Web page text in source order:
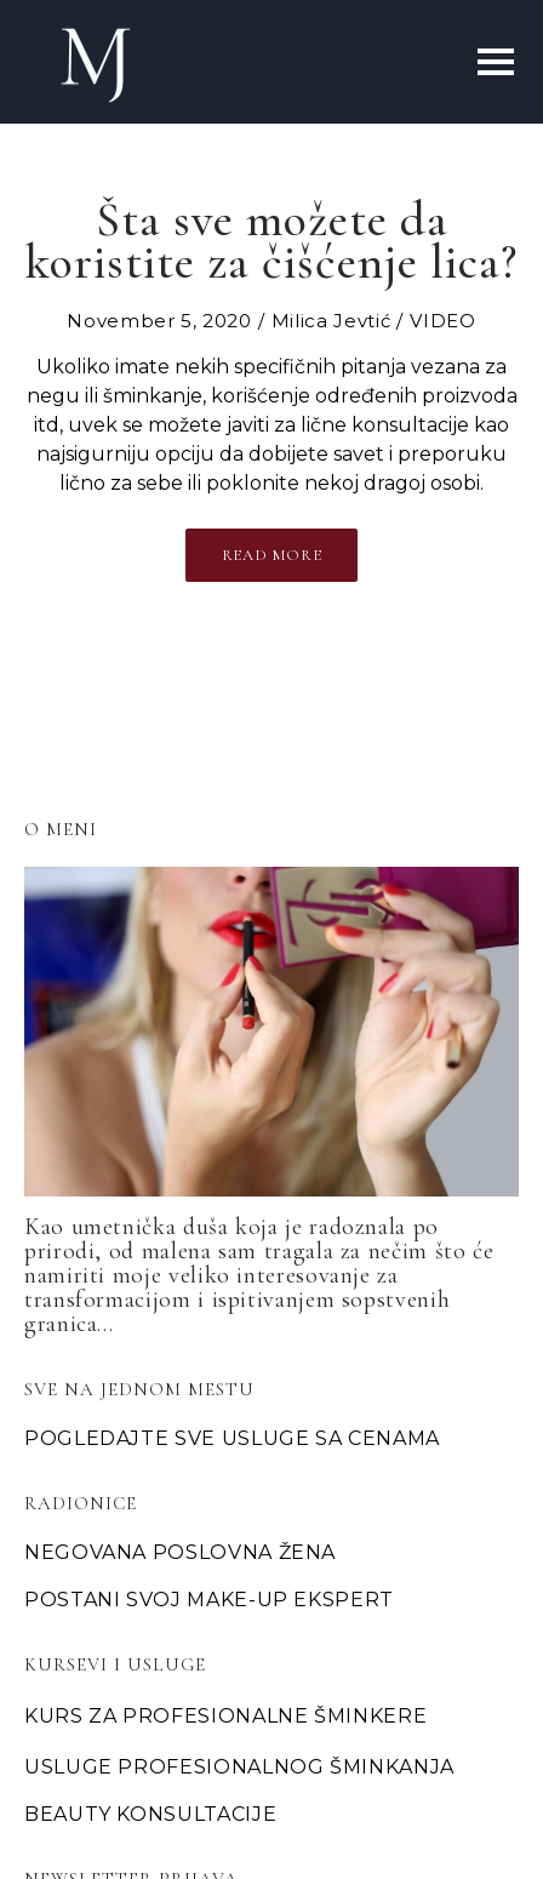
Šta sve možete da
koristite za čišćenje lica?
November 5, 2020 Milica Jevtić
VIDEO
Ukoliko imate nekih specifičnih pitanja vezana za
negu ili šminkanje, korišćenje određenih proizvoda
itd, uvek se možete javiti za lične konsultacije kao
najsigurniju opciju da dobijete savet i preporuku
lično za sebe ili poklonite nekoj dragoj osobi.
READ MORE
O MENI
Kao umetnička duša koja je radoznala po
prirodi, od malena sam tragala za nečim što će
namiriti moje veliko interesovanje za
transformacijom i ispitivanjem sopstvenih
granica...
SVE NA JEDNOM MESTU
POGLEDAJTE SVE USLUGE SA CENAMA
RADIONICE
NEGOVANA POSLOVNA ŽENA
POSTANI SVOJ MAKE-UP EKSPERT
KURSEVI I USLUGE
KURS ZA PROFESIONALNE ŠMINKERE
USLUGE PROFESIONALNOG ŠMINKANJA
BEAUTY KONSULTACIJE